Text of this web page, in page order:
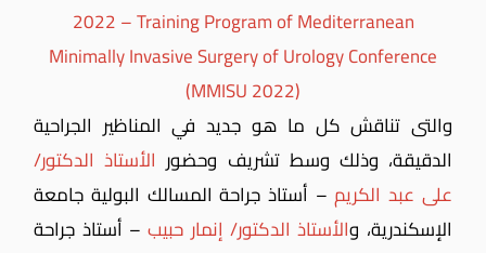
2022 – Training Program of Mediterranean
Minimally Invasive Surgery of Urology Conference
(MMISU 2022)
والتى تناقش كل ما هو جديد في المناظير الجراحية
الدقيقة، وذلك وسط تشريف وحضور الأستاذ الدكتور/
على عبد الكريم– أستاذ جراحة المسالك البولية جامعة
الإسكندرية، والأستاذ الدكتور/ إنمار حبيب– أستاذ جراحة